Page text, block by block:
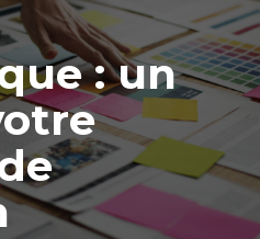
: un